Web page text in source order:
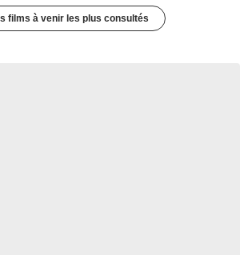
films à venir les plus consultés